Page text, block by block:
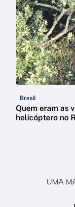
Brasil
Quem eram as
helicóptero no